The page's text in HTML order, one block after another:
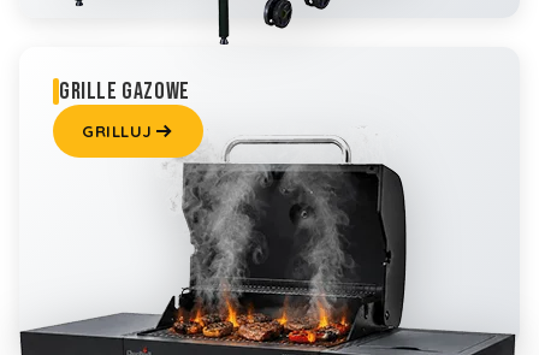
GRILLE GAZOWE
GRILLUJ